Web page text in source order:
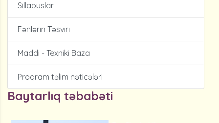
Sillabuslar
Fənlərin Təsviri
Maddi - Texniki Baza
Proqram təlim nəticələri
Baytarlıq təbabəti